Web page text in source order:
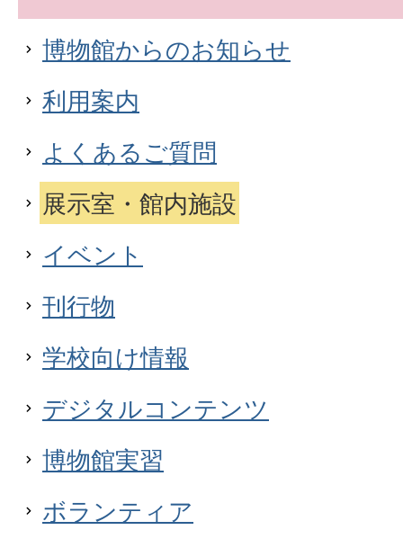
博物館からのお知らせ
利用案内
よくあるご質問
展示室・館内施設
イベント
刊行物
学校向け情報
デジタルコンテンツ
博物館実習
ボランティア